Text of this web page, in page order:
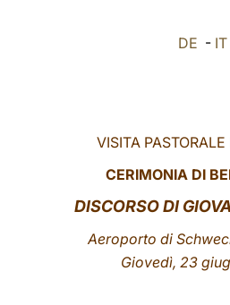
DE - IT
VISITA
CERIMONIA DI
DISCORSO DI
Aeroporto di
Giovedì, 23